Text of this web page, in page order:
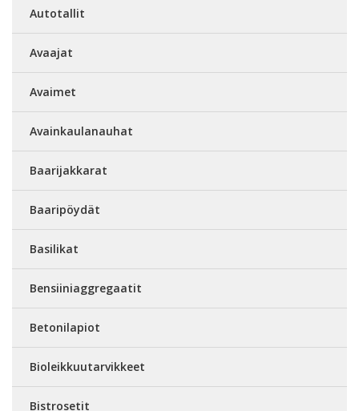
Autotallit
Avaajat
Avaimet
Avainkaulanauhat
Baarijakkarat
Baaripöydät
Basilikat
Bensiiniaggregaatit
Betonilapiot
Bioleikkuutarvikkeet
Bistrosetit